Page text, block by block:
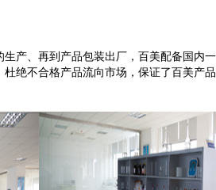
产、再到产品包装出厂，百美配备国内一
绝不合格产品流向市场，保证了百美产品